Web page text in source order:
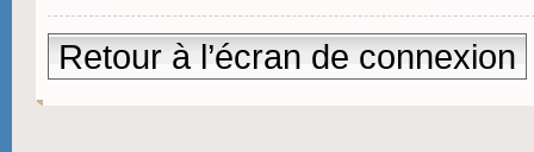
Retour à l’écran de connexion